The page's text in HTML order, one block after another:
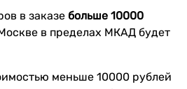
в заказе больше 10000
в пределах МКАД будет
меньше 10000 рублей